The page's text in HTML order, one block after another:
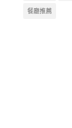
餐廳推薦